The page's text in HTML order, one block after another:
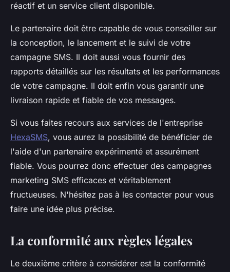
réactif et un service client disponible.
Le partenaire doit être capable de vous conseiller sur
la conception, le lancement et le suivi de votre
campagne SMS. Il doit aussi vous fournir des
rapports détaillés sur les résultats et les performances
de votre campagne. Il doit enfin vous garantir une
livraison rapide et fiable de vos messages.
Si vous faites recours aux services de l'entreprise
HexaSMS, vous aurez la possibilité de bénéficier de
l'aide d'un partenaire expérimenté et assurément
fiable. Vous pourrez donc effectuer des campagnes
marketing SMS efficaces et véritablement
fructueuses. N'hésitez pas à les contacter pour vous
faire une idée plus précise.
La conformité aux règles légales
Le deuxième critère à considérer est la conformité